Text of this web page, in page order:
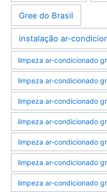
Gree do Brasil
instalação ar-
limpeza ar-condicionado
limpeza ar-condicionado
limpeza ar-condicionado
limpeza ar-condicionado
limpeza ar-condicionado
limpeza ar-condicionado
limpeza ar-condicionado